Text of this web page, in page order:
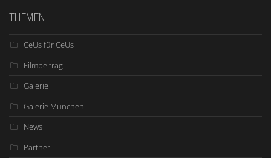
THEMEN
CeUs für CeUs
Filmbeitrag
Galerie
Galerie München
News
Partner